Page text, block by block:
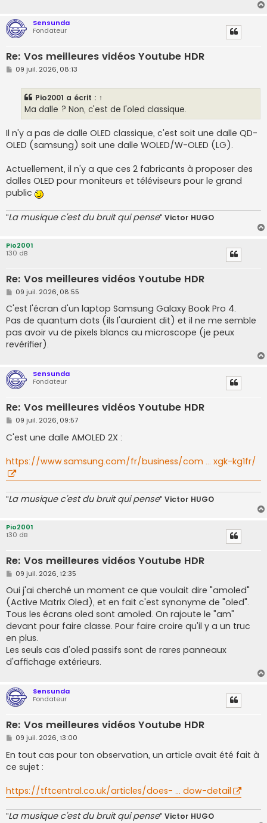
Sensunda
Fondateur
Re: Vos meilleures vidéos Youtube HDR
M
09 juil. 2026, 08:13
Pio2001 a écrit : ↑
Ma dalle ? Non, c'est de l'oled classique.
Il n'y a pas de dalle OLED classique, c'est soit une dalle QD-
OLED (samsung) soit une dalle WOLED/W-OLED (LG).
Actuellement, il n'y a que ces 2 fabricants à proposer des
dalles OLED pour moniteurs et téléviseurs pour le grand
public
"La musique c'est du bruit qui pense" Victor HUGO
Pio2001
130 dB
Re: Vos meilleures vidéos Youtube HDR
M
s
s
a
g
e
09 juil. 2026, 08:55
C'est l'écran d'un laptop Samsung Galaxy Book Pro 4.
Pas de quantum dots (ils l'auraient dit) et il ne me semble
pas avoir vu de pixels blancs au microscope (je peux
revérifier).
Sensunda
Fondateur
Re: Vos meilleures vidéos Youtube HDR
M
s
s
g
e
09 juil. 2026, 09:57
C'est une dalle AMOLED 2X :
https://www.samsung.com/fr/business/com ... xgk-kg1fr/
"La musique c'est du bruit qui pense" Victor HUGO
Pio2001
130 dB
Re: Vos meilleures vidéos Youtube HDR
M
s
s
a
g
e
09 juil. 2026, 12:35
Oui j'ai cherché un moment ce que voulait dire "amoled"
(Active Matrix Oled), et en fait c'est synonyme de "oled".
Tous les écrans oled sont amoled. On rajoute le "am"
devant pour faire classe. Pour faire croire qu'il y a un truc
en plus.
Les seuls cas d'oled passifs sont de rares panneaux
d'affichage extérieurs.
Sensunda
Fondateur
Re: Vos meilleures vidéos Youtube HDR
M
s
s
a
09 juil. 2026, 13:00
En tout cas pour ton observation, un article avait été fait à
ce sujet :
https://tftcentral.co.uk/articles/does- ... dow-detail
"La musique c'est du bruit qui pense" Victor HUGO